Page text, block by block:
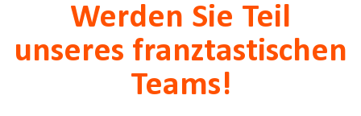
Werden Sie Teil
unseres franztastischen
Teams!